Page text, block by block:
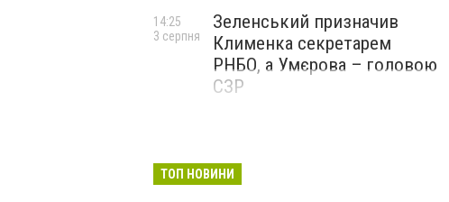
Зеленський призначив
Клименка секретарем
РНБО, а Умєрова – головою
СЗР
14:25
3 серпня
ТОП НОВИНИ